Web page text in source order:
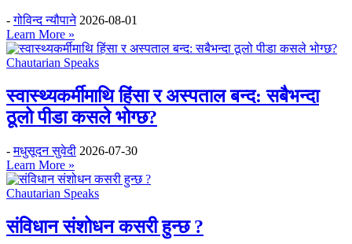
-गोविन्द न्यौपाने 2026-08-01
Learn More »
Chautarian Speaks
स्वास्थ्यकर्मीमाथि हिंसा र अस्पताल बन्द: सबैभन्दा
ठूलो पीडा कसले भोग्छ?
-मधुसूदन सुवेदी 2026-07-30
Learn More »
Chautarian Speaks
संविधान संशोधन कसरी हुन्छ ?